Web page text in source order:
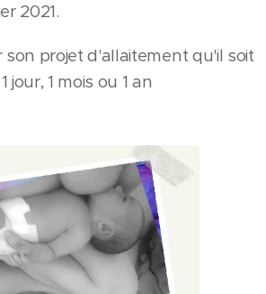
2021.
son projet d'allaitement qu'il soit
jour, 1 mois ou 1 an